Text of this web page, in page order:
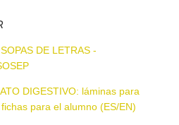
DE LETRAS -
DIGESTIVO: láminas para
para el alumno (ES/EN)